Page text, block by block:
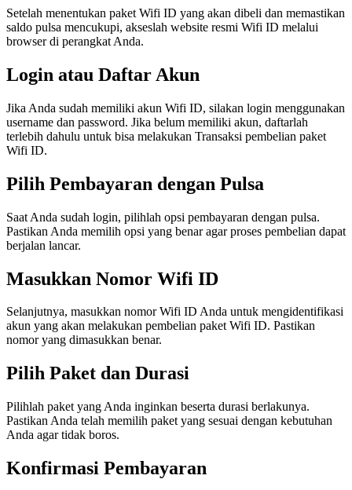
Setelah menentukan paket Wifi ID yang akan dibeli dan memastikan
saldo pulsa mencukupi, akseslah website resmi Wifi ID melalui
browser di perangkat Anda.
Login atau Daftar Akun
Jika Anda sudah memiliki akun Wifi ID, silakan login menggunakan
username dan password. Jika belum memiliki akun, daftarlah
terlebih dahulu untuk bisa melakukan Transaksi pembelian paket
Wifi ID.
Pilih Pembayaran dengan Pulsa
Saat Anda sudah login, pilihlah opsi pembayaran dengan pulsa.
Pastikan Anda memilih opsi yang benar agar proses pembelian dapat
berjalan lancar.
Masukkan Nomor Wifi ID
Selanjutnya, masukkan nomor Wifi ID Anda untuk mengidentifikasi
akun yang akan melakukan pembelian paket Wifi ID. Pastikan
nomor yang dimasukkan benar.
Pilih Paket dan Durasi
Pilihlah paket yang Anda inginkan beserta durasi berlakunya.
Pastikan Anda telah memilih paket yang sesuai dengan kebutuhan
Anda agar tidak boros.
Konfirmasi Pembayaran